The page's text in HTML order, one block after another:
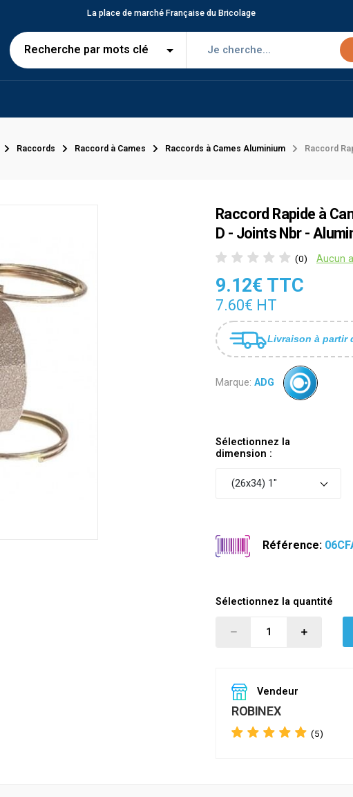
La place de marché Française du Bricolage
Raccords Raccord à Cames Raccords à Cames Aluminium Raccord
Raccord Rapide à
D - Joints Nbr -
(0) Aucun
9.12€ TTC
7.60€ HT
Livraison à partir
Marque: ADG
Sélectionnez la
dimension :
(26x34) 1"
Référence:
Sélectionnez la quantité
Vendeur
ROBINEX
(5)